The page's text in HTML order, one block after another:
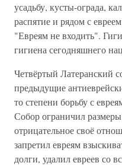
усадьбу, кусты-ограда,
распятие и рядом с
"Евреям не входить".
гигиена сегодняшнего
Четвёртый Латеранский
предыдущие
то степени борьбу с
Собор ограничил
отрицательное своё
запретил евреям
долги, удалил евреев со